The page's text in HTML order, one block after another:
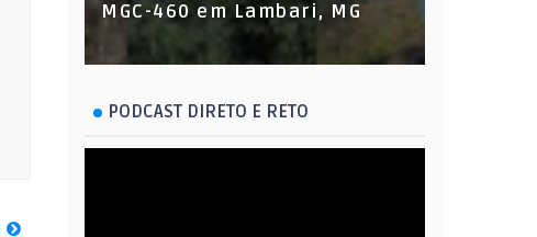
MGC-460 em Lambari, MG
PODCAST DIRETO E RETO